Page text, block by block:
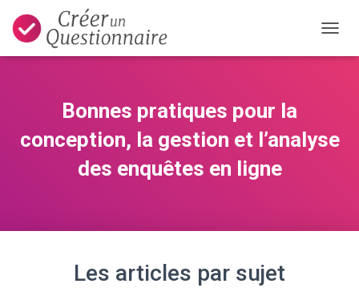
Bonnes pratiques pour la
conception, la gestion et l’analyse
des enquêtes en ligne
Les articles par sujet